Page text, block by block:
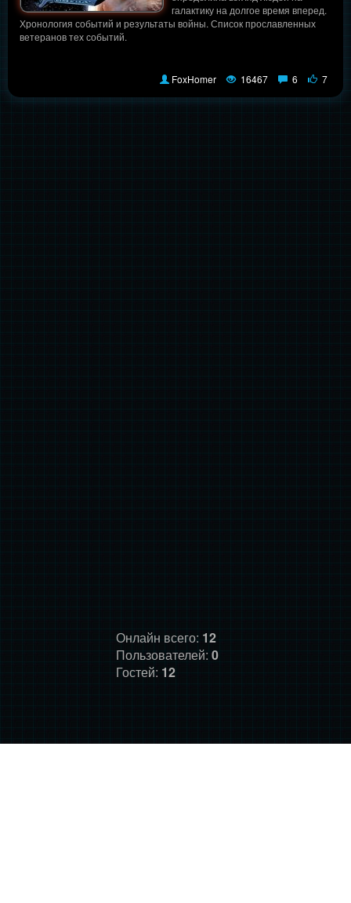
галактику на долгое время вперед.
Хронология событий и результаты войны. Список прославленных
ветеранов тех событий.
FoxHomer 16467 6 7
Онлайн всего: 12
Пользователей: 0
Гостей: 12